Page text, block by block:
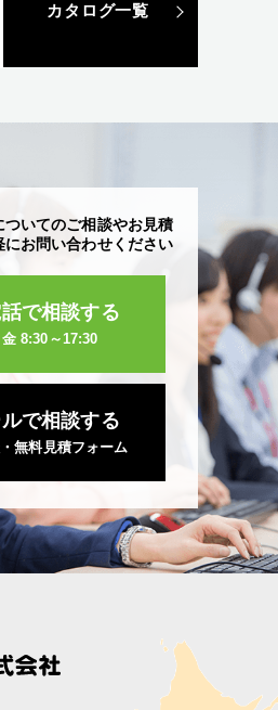
カタログ一覧
ついてのご相談やお見積
にお問い合わせください
で相談する
金 8:30～17:30
で相談する
無料見積フォーム